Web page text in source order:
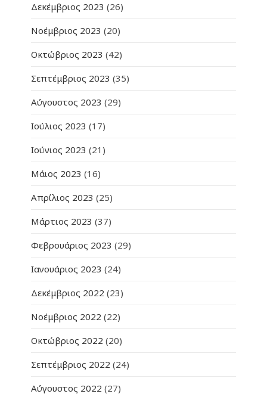
Δεκέμβριος 2023 (26)
Νοέμβριος 2023 (20)
Οκτώβριος 2023 (42)
Σεπτέμβριος 2023 (35)
Αύγουστος 2023 (29)
Ιούλιος 2023 (17)
Ιούνιος 2023 (21)
Μάιος 2023 (16)
Απρίλιος 2023 (25)
Μάρτιος 2023 (37)
Φεβρουάριος 2023 (29)
Ιανουάριος 2023 (24)
Δεκέμβριος 2022 (23)
Νοέμβριος 2022 (22)
Οκτώβριος 2022 (20)
Σεπτέμβριος 2022 (24)
Αύγουστος 2022 (27)